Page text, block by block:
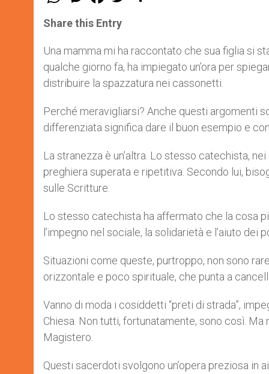
t
s
p
p
s
e
g
e
r
e
b
o
k
r
Share this Entry
Una mamma mi ha raccontato che sua figlia si
qualche giorno fa, ha impiegato un’ora per
distribuire la spazzatura nei cassonetti.
Perché meravigliarsi? Anche questi argomenti
differenziata significa dare il buon esempio e
La stranezza è un’altra. Lo stesso catechista,
preghiera superata e ripetitiva. Secondo lui,
sulle Scritture.
Lo stesso catechista ha affermato che la cosa
l’impegno nel sociale, la solidarietà e l’aiuto dei
Situazioni come queste, purtroppo, non sono
orizzontale e poco spirituale, che punta a
Vanno di moda i cosiddetti “preti di strada”,
Chiesa. Non tutti, fortunatamente, sono così.
Magistero.
Questi sacerdoti svolgono un’opera preziosa